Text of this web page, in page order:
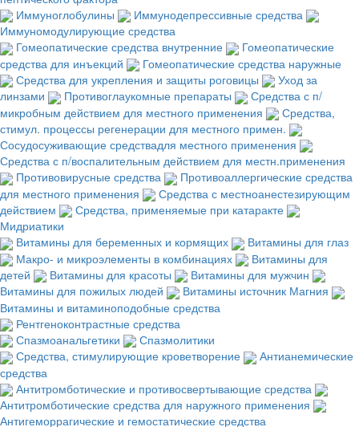
Иммуноглобулины
Иммунодепрессивные средства
Иммуномодулирующие средства
Гомеопатические средства внутренние
Гомеопатические
средства для инъекций
Гомеопатические средства наружные
Средства для укрепления и защиты роговицы
Уход за
линзами
Противоглаукомные препараты
Средства с п/
микробным действием для местного применения
Средства,
стимул. процессы регенерации для местного примен.
Сосудосуживающие средствадля местного применения
Средства с п/воспалительным действием для местн.применения
Противовирусные средства
Противоаллергические средства
для местного применения
Средства с местноанестезирующим
действием
Средства, применяемые при катаракте
Мидриатики
Витамины для беременных и кормящих
Витамины для глаз
Макро- и микроэлементы в комбинациях
Витамины для
детей
Витамины для красоты
Витамины для мужчин
Витамины для пожилых людей
Витамины источник Магния
Витамины и витаминоподобные средства
Рентгеноконтрастные средства
Спазмоанальгетики
Спазмолитики
Средства, стимулирующие кроветворение
Антианемические
средства
Антитромботические и противосвертывающие средства
Антитромботические средства для наружного применения
Антигеморрагические и гемостатические средства